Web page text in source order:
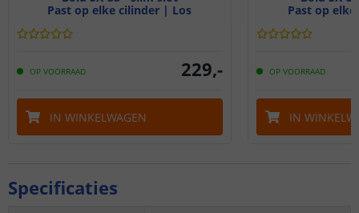
Past op elke cilinder | Los
OP VOORRAAD 229,-
IN WINKELWAGEN
Past op
OP VOORRAAD
IN
Specificaties